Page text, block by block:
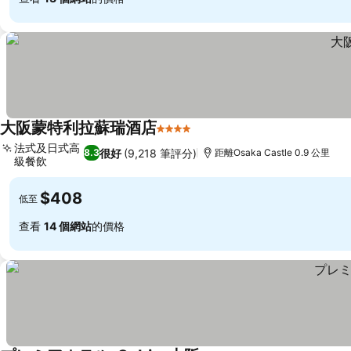
大阪蒙特利拉蘇瑞酒店4 星級
8.3很好 (9,218 筆評分)
法式及日式高
級餐飲
距離Osaka Castle 0.9 公里
低至 $408
查看 14 個網站的價格